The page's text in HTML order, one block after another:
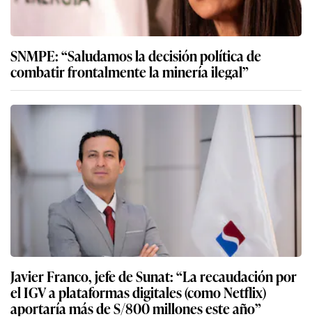
SNMPE: “Saludamos la decisión política de
combatir frontalmente la minería ilegal”
Javier Franco, jefe de Sunat: “La recaudación por
el IGV a plataformas digitales (como Netflix)
aportaría más de S/800 millones este año”